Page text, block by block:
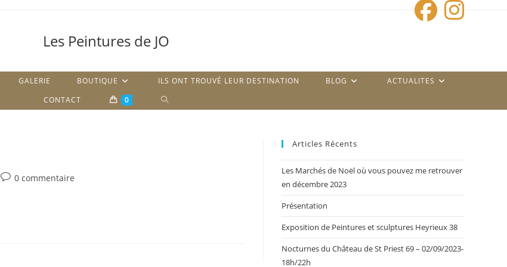
Les Peintures de JO
GALERIE BOUTIQUE ILS ONT TROUVÉ LEUR DESTINATION BLOG
ACTUALITES
CONTACT
0
TOGGLE
Commentaires
0 commentaire
Articles Récents
Les Marchés de Noël où vous pouvez me retrouver
en décembre 2023
Présentation
Exposition de Peintures et sculptures Heyrieux 38
Nocturnes du Château de St Priest 69 – 02/09/2023-
18h/22h